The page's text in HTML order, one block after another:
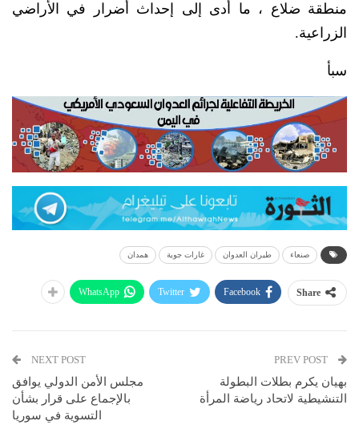
منطقة ضلاع ، ما أدى إلى إحداث أضرار في الأراضي
الزراعية.
سبأ
صنعاء طيران العدوان غارات جوية همدان
Share
Facebook
Twitter
WhatsApp
بهيان يكرم بطلات البطولة
التنشيطية لاتحاد رياضة المرأة
NEXT POST
مجلس الأمن الدولي يوافق
بالإجماع على قرار بشأن
التسوية في سوريا